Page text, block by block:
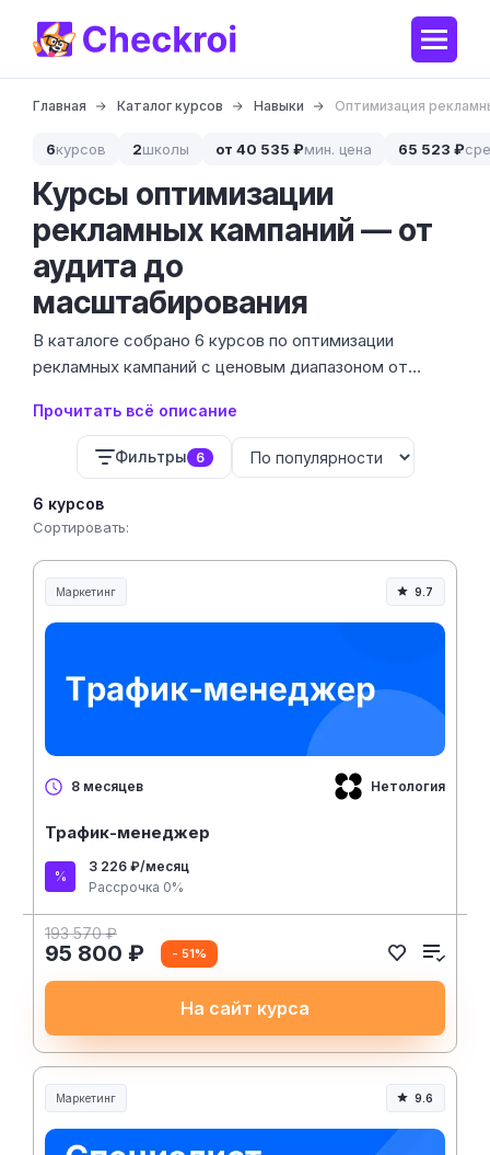
Главная Каталог курсов Навыки Оптимизация
6курсов 2школы от 40 535 ₽мин. цена 65 523 ₽
Курсы оптимизации
рекламных кампаний — от
аудита до
масштабирования
В каталоге собрано 6 курсов по оптимизации
рекламных кампаний с ценовым диапазоном от
104 500 ₽. Оптимизация — это не просто запуск
объявлений, а умение снижать стоимость лида
(CPA) и повышать окупаемость маркетинговых
инвестиций (ROMI) через аналитику.
Прочитать всё описание
Фильтры 6
6 курсов
Сортировать:
Маркетинг 9.7
8 месяцев Нетология
Трафик-менеджер
3 226 ₽/месяц
Рассрочка 0%
193 570 ₽
95 800 ₽ - 51%
На сайт курса
Маркетинг 9.6